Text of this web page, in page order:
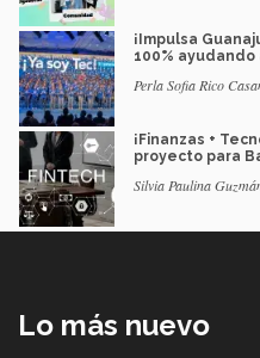
¡Impulsa
100%
Perla Sofia Rico
¡Finanzas +
proyecto para
Silvia Paulina
Lo más nuevo